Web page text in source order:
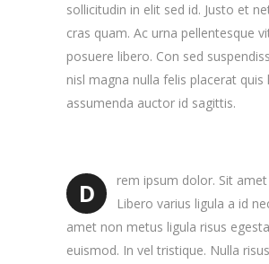
sollicitudin in elit sed id. Justo et
cras quam. Ac urna pellentesque
posuere libero. Con sed
nisl magna nulla felis placerat quis
assumenda auctor id sagittis.
D
rem ipsum dolor. Sit
Libero varius ligula a id
amet non metus ligula risus
euismod. In vel tristique. Nulla